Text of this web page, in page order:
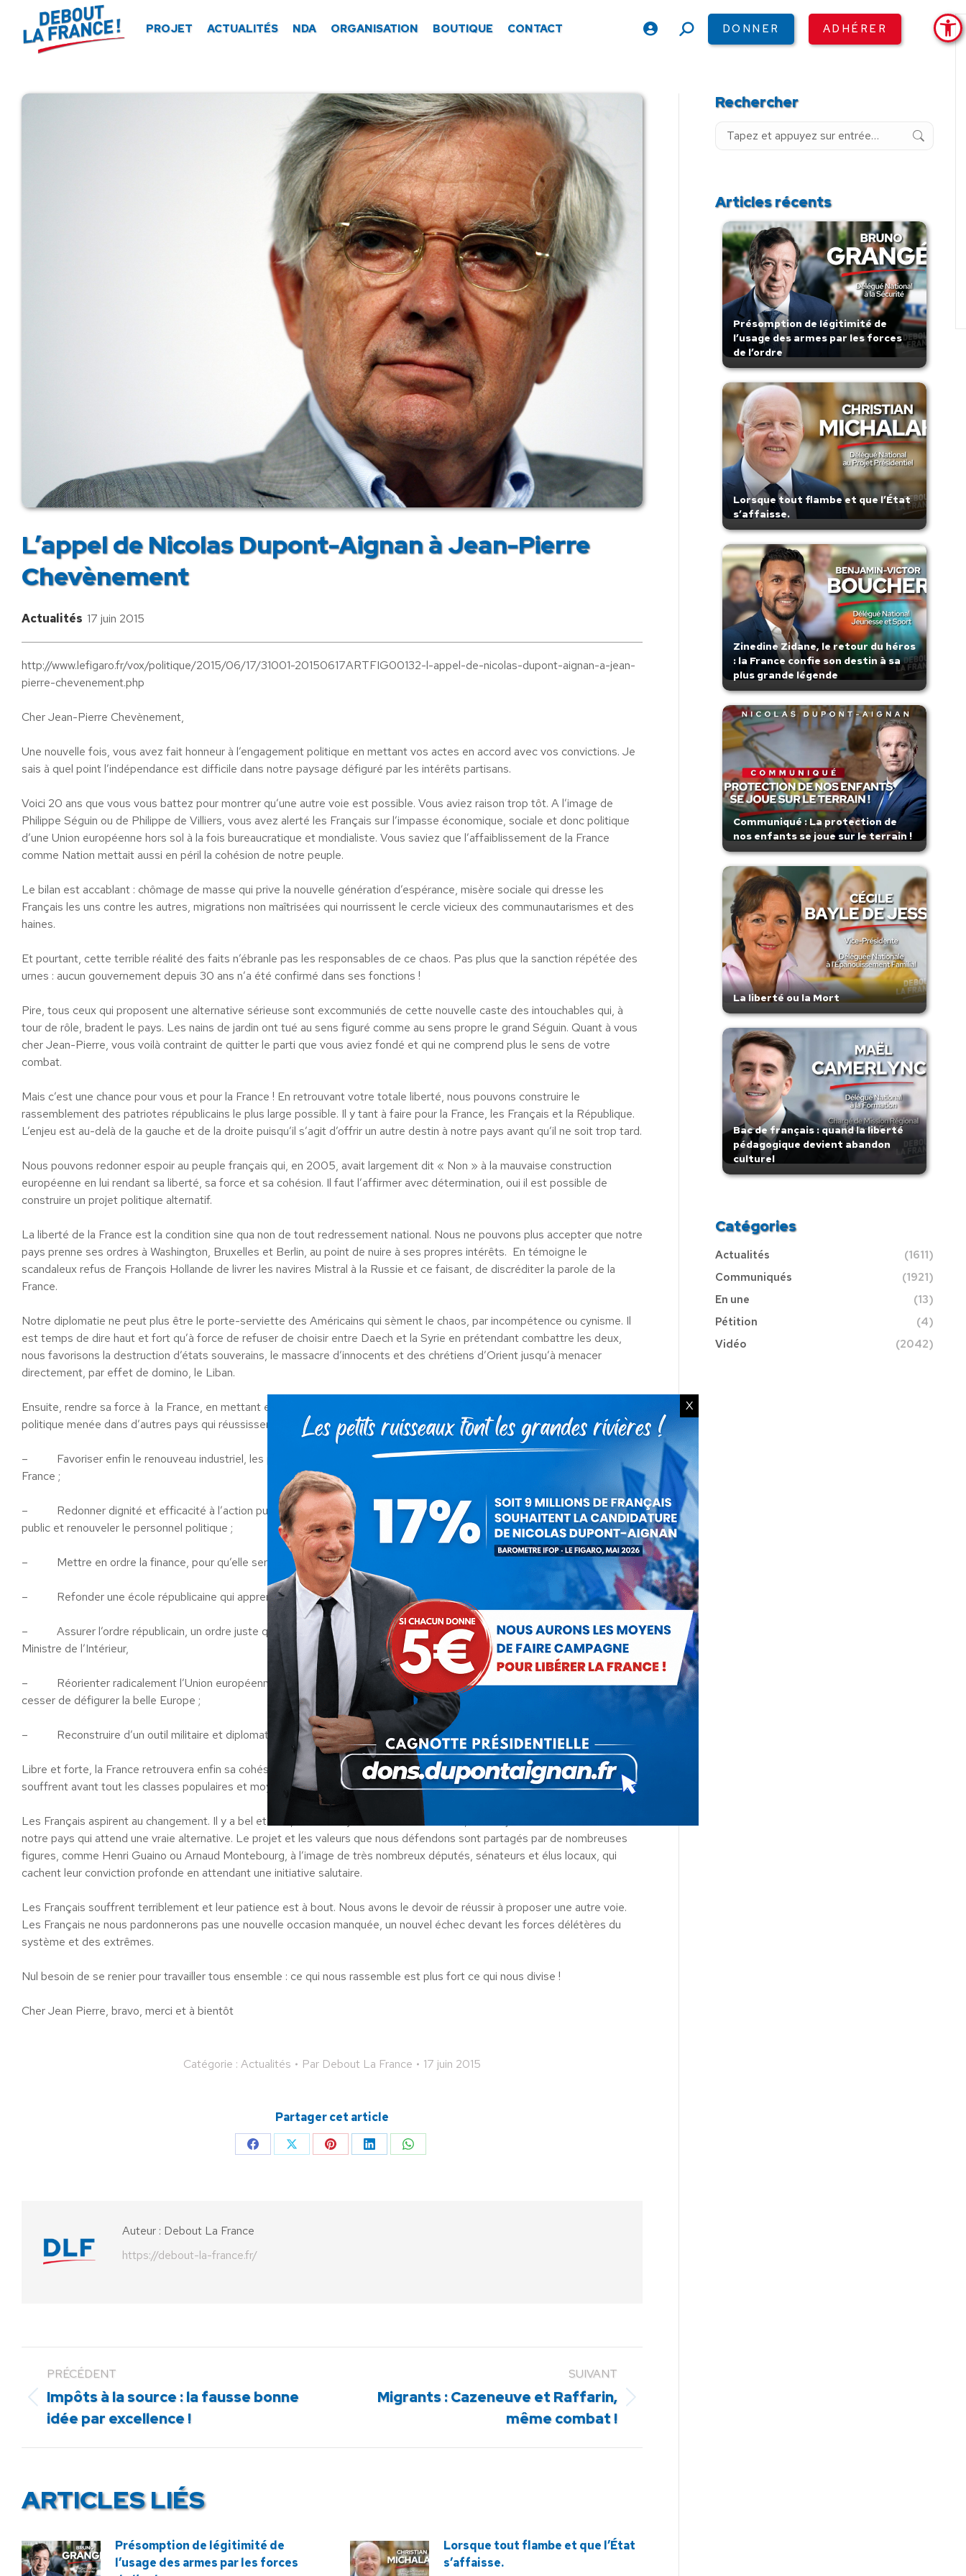
PROJET ACTUALITÉS NDA ORGANISATION BOUTIQUE CONTACT
RechercheDONNER ADHÉRER
L’appel de Nicolas Dupont-Aignan à Jean-Pierre
Chevènement
Actualités 17 juin 2015
http://www.lefigaro.fr/vox/politique/2015/06/17/31001-20150617ARTFIG00132-l-appel-de-nicolas-dupont-aignan-a-jean-
pierre-chevenement.php
Cher Jean-Pierre Chevènement,
Une nouvelle fois, vous avez fait honneur à l’engagement politique en mettant vos actes en accord avec vos convictions. Je
sais à quel point l’indépendance est difficile dans notre paysage défiguré par les intérêts partisans.
Voici 20 ans que vous vous battez pour montrer qu’une autre voie est possible. Vous aviez raison trop tôt. A l’image de
Philippe Séguin ou de Philippe de Villiers, vous avez alerté les Français sur l’impasse économique, sociale et donc politique
d’une Union européenne hors sol à la fois bureaucratique et mondialiste. Vous saviez que l’affaiblissement de la France
comme Nation mettait aussi en péril la cohésion de notre peuple.
Le bilan est accablant : chômage de masse qui prive la nouvelle génération d’espérance, misère sociale qui dresse les
Français les uns contre les autres, migrations non maîtrisées qui nourrissent le cercle vicieux des communautarismes et des
haines.
Et pourtant, cette terrible réalité des faits n’ébranle pas les responsables de ce chaos. Pas plus que la sanction répétée des
urnes : aucun gouvernement depuis 30 ans n’a été confirmé dans ses fonctions !
Pire, tous ceux qui proposent une alternative sérieuse sont excommuniés de cette nouvelle caste des intouchables qui, à
tour de rôle, bradent le pays. Les nains de jardin ont tué au sens figuré comme au sens propre le grand Séguin. Quant à vous
cher Jean-Pierre, vous voilà contraint de quitter le parti que vous aviez fondé et qui ne comprend plus le sens de votre
combat.
Mais c’est une chance pour vous et pour la France ! En retrouvant votre totale liberté, nous pouvons construire le
rassemblement des patriotes républicains le plus large possible. Il y tant à faire pour la France, les Français et la République.
L’enjeu est au-delà de la gauche et de la droite puisqu’il s’agit d’offrir un autre destin à notre pays avant qu’il ne soit trop tard.
Nous pouvons redonner espoir au peuple français qui, en 2005, avait largement dit « Non » à la mauvaise construction
européenne en lui rendant sa liberté, sa force et sa cohésion. Il faut l’affirmer avec détermination, oui il est possible de
construire un projet politique alternatif.
La liberté de la France est la condition sine qua non de tout redressement national. Nous ne pouvons plus accepter que notre
pays prenne ses ordres à Washington, Bruxelles et Berlin, au point de nuire à ses propres intérêts. En témoigne le
scandaleux refus de François Hollande de livrer les navires Mistral à la Russie et ce faisant, de discréditer la parole de la
France.
Notre diplomatie ne peut plus être le porte-serviette des Américains qui sèment le chaos, par incompétence ou cynisme. Il
est temps de dire haut et fort qu’à force de refuser de choisir entre Daech et la Syrie en prétendant combattre les deux,
nous favorisons la destruction d’états souverains, le massacre d’innocents et des chrétiens d’Orient jusqu’à menacer
directement, par effet de domino, le Liban.
Ensuite, rendre sa force à la France, en mettant en place une politique économique radicalement différente mais sérieuse,
politique menée dans d’autres pays qui réussissent dans la mondialisation. :
– Favoriser enfin le renouveau industriel, les percées scientifiques et ceux qui inventent, créent et investissent en
France ;
– Redonner dignité et efficacité à l’action publique, pour remplacer une bureaucratie envahissante par un vrai service
public et renouveler le personnel politique ;
– Mettre en ordre la finance, pour qu’elle serve l’économie réelle et les Français ;
– Refonder une école républicaine qui apprenne à l’élève les savoirs fondamentaux et repose sur l’effort et le mérite ;
– Assurer l’ordre républicain, un ordre juste qui mette à l’écart les sauvageons dont vous parliez déjà lorsque vous étiez
Ministre de l’Intérieur,
– Réorienter radicalement l’Union européenne pour maitriser nos frontières, mettre en place des projets concrets et
cesser de défigurer la belle Europe ;
– Reconstruire d’un outil militaire et diplomatique au service d’une politique gaullienne indépendante.
Libre et forte, la France retrouvera enfin sa cohésion. Nous savons que le déclin et l’abandon favorisent les divisions dont
souffrent avant tout les classes populaires et moyennes.
Les Français aspirent au changement. Il y a bel et bien, nous le voyons à travers les urnes, une majorité silencieuse dans
notre pays qui attend une vraie alternative. Le projet et les valeurs que nous défendons sont partagés par de nombreuses
figures, comme Henri Guaino ou Arnaud Montebourg, à l’image de très nombreux députés, sénateurs et élus locaux, qui
cachent leur conviction profonde en attendant une initiative salutaire.
Les Français souffrent terriblement et leur patience est à bout. Nous avons le devoir de réussir à proposer une autre voie.
Les Français ne nous pardonnerons pas une nouvelle occasion manquée, un nouvel échec devant les forces délétères du
système et des extrêmes.
Nul besoin de se renier pour travailler tous ensemble : ce qui nous rassemble est plus fort ce qui nous divise !
Cher Jean Pierre, bravo, merci et à bientôt
Catégorie : Actualités Par Debout La France 17 juin 2015
Partager cet article
PartagerPartagerPartagerPartagerPartager
Auteur : Debout La France
https://debout-la-france.fr/
PRÉCÉDENT
Article
précédent
Impôts à la source : la fausse bonne
idée par excellence !
SUIVANT
ArticleMigrants : Cazeneuve et Raffarin,
même combat !
ARTICLES LIÉS
Présomption de légitimité de
l’usage des armes par les forces
Lorsque tout flambe et que l’État
s’affaisse.
Rechercher
Recherche
Articles récents
Présomption de légitimité de
l’usage des armes par les forces
de l’ordre
Lorsque tout flambe et que l’État
s’affaisse.
Zinedine Zidane, le retour du héros
: la France confie son destin à sa
plus grande légende
Communiqué : La protection de
nos enfants se joue sur le terrain !
La liberté ou la Mort
Bac de français : quand la liberté
pédagogique devient abandon
culturel
Catégories
Actualités
(1611)
Communiqués
(1921)
En une
(13)
Pétition
(4)
Vidéo
(2042)
X
Panneau de gestion des cookies